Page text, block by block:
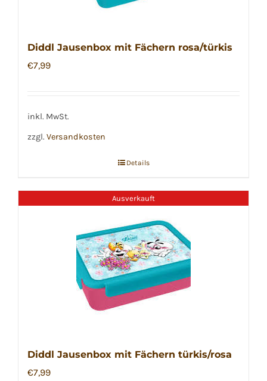
Diddl Jausenbox mit Fächern rosa/türkis
€7,99
inkl. MwSt.
zzgl. Versandkosten
Details
Ausverkauft
Diddl Jausenbox mit Fächern türkis/rosa
€7,99